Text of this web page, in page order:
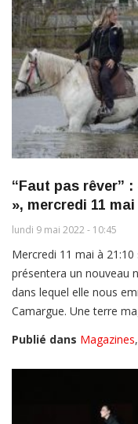
“Faut pas rêver”
», mercredi 11
lundi 9 mai 2022 - 10:45
Mercredi 11 mai à
présentera un nouveau
dans lequel elle nous
Camargue. Une terre
Publié dans Magazines,